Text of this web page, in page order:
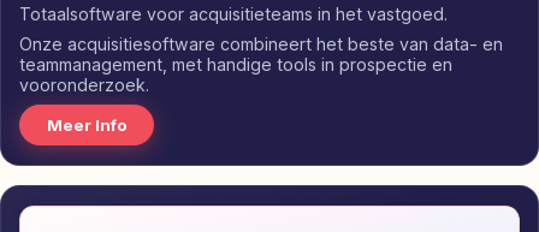
Totaalsoftware voor acquisitieteams in het vastgoed.
Onze acquisitiesoftware combineert het beste van data- en
teammanagement, met handige tools in prospectie en
vooronderzoek.
Meer Info